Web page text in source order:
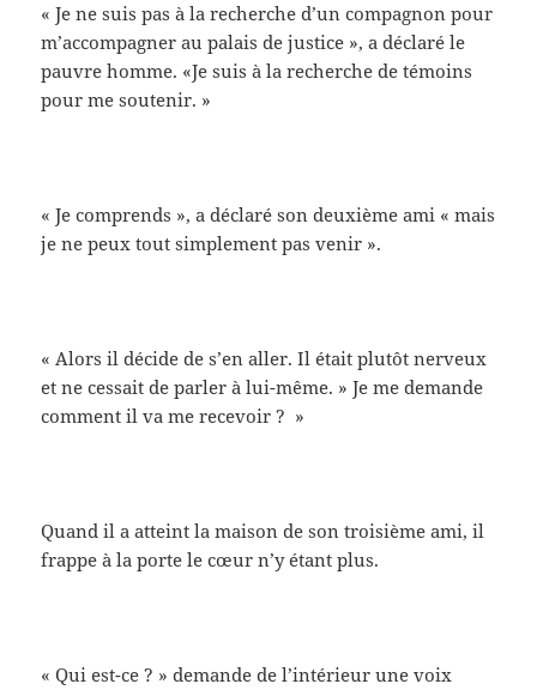
« Je ne suis pas à la recherche d’un compagnon pour
m’accompagner au palais de justice », a déclaré le
pauvre homme. «Je suis à la recherche de témoins
pour me soutenir. »
« Je comprends », a déclaré son deuxième ami « mais
je ne peux tout simplement pas venir ».
« Alors il décide de s’en aller. Il était plutôt nerveux
et ne cessait de parler à lui-même. » Je me demande
comment il va me recevoir ? »
Quand il a atteint la maison de son troisième ami, il
frappe à la porte le cœur n’y étant plus.
« Qui est-ce ? » demande de l’intérieur une voix